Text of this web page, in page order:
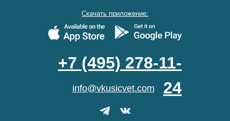
info@vkusicvet.com
+7 (495) 278-11-
24
Скачать приложение: